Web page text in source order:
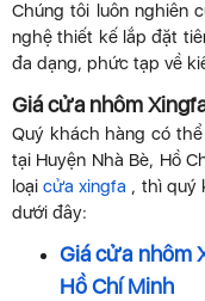
Chúng tôi luôn nghiên
nghệ thiết kế lắp đặt
đa dạng, phức tạp về
Giá cửa nhôm
Quý khách hàng có
tại Huyện Nhà Bè, Hồ
loạicửa xingfa , thì quý
dưới đây:
Giá cửa nhôm
Hồ Chí Minh